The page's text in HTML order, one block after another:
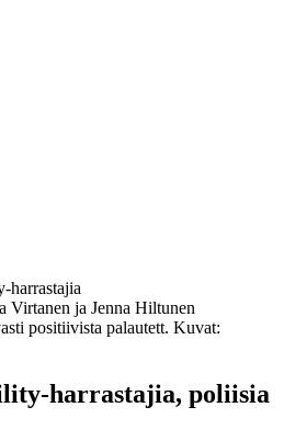
Virtanen ja Jenna Hiltunen
positiivista palautett. Kuvat:
harrastajia, poliisia